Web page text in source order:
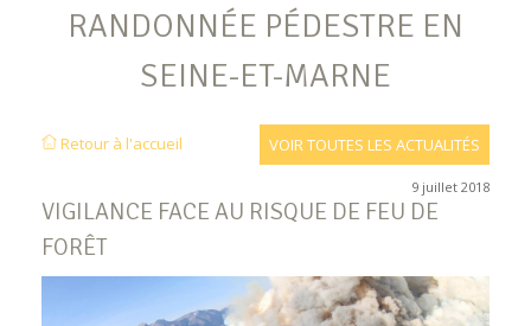
RANDONNÉE PÉDESTRE EN
SEINE-ET-MARNE
Retour à l'accueil VOIR TOUTES LES ACTUALITÉS
VIGILANCE FACE AU RISQUE DE FEU DE
FORÊT
9 juillet 2018